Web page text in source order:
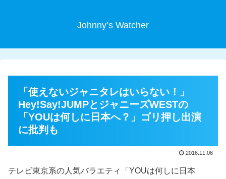
Johnny’s Watcher
「使えないジャニタレはいらない！」
Hey!Say!JUMPとジャニーズWESTの
「YOUは何しに日本へ？」ゴリ押し出演
に批判も
2016.11.06
テレビ東京系の人気バラエティ「YOUは何しに日本